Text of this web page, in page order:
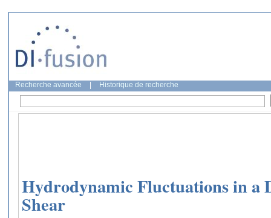
Recherche avancée Historique de recherche
Hydrodynamic Fluctuations in a
Shear